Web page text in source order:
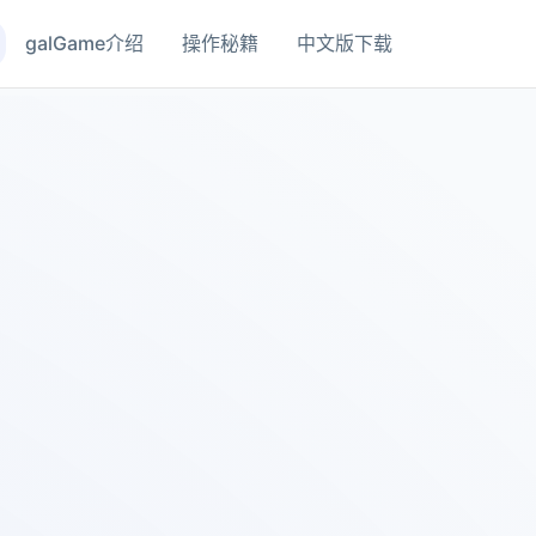
galGame介绍 操作秘籍 中文版下载